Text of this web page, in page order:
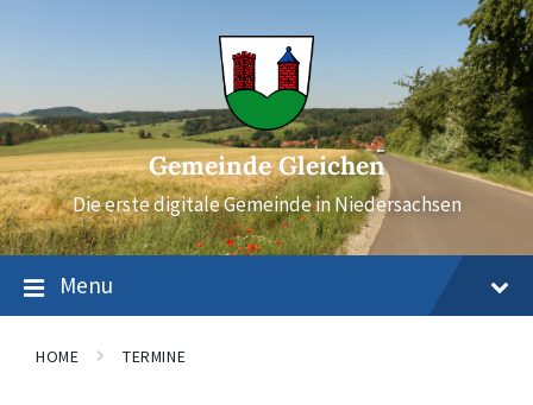
Gemeinde Gleichen
Die erste digitale Gemeinde in Niedersachsen
Menu
HOME TERMINE